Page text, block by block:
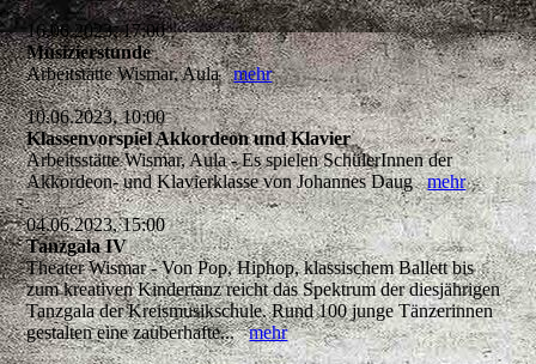
16.06.2023, 17:00
Musizierstunde
Arbeitstätte Wismar, Aulamehr
10.06.2023, 10:00
Klassenvorspiel Akkordeon und Klavier
Arbeitsstätte Wismar, Aula - Es spielen SchülerInnen der
Akkordeon- und Klavierklasse von Johannes Daugmehr
04.06.2023, 15:00
Tanzgala IV
Theater Wismar - Von Pop, Hiphop, klassischem Ballett bis
zum kreativen Kindertanz reicht das Spektrum der diesjährigen
Tanzgala der Kreismusikschule. Rund 100 junge Tänzerinnen
gestalten eine zauberhafte...mehr